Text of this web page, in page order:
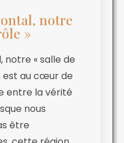
notre
»
« salle de
est au cœur de
entre la vérité
nous
être